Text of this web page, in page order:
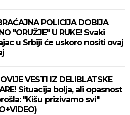
POLICIJA DOBIJA
"ORUŽJE" U RUKE! Svaki
u Srbiji će uskoro nositi ovaj
VESTI IZ DELIBLATSKE
Situacija bolja, ali opasnost
"Kišu prizivamo svi"